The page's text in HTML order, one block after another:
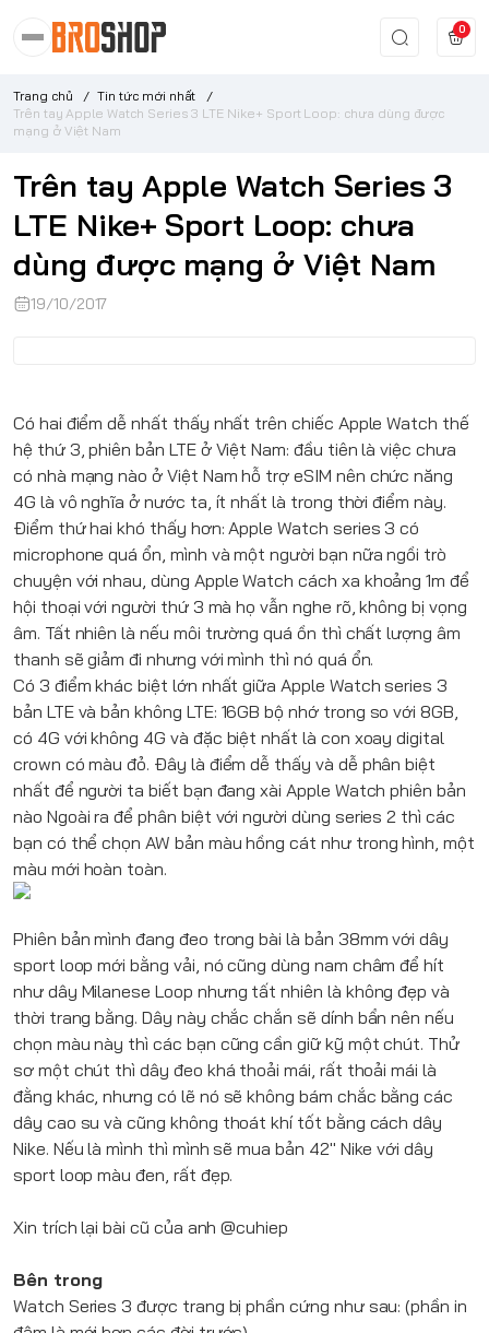
0
Trang chủ / Tin tức mới nhất
/
Trên tay Apple Watch Series 3 LTE Nike+ Sport Loop: chưa dùng được
mạng ở Việt Nam
Trên tay Apple Watch Series 3
LTE Nike+ Sport Loop: chưa
dùng được mạng ở Việt Nam
19/10/2017
Có hai điểm dễ nhất thấy nhất trên chiếc Apple Watch thế
hệ thứ 3, phiên bản LTE ở Việt Nam: đầu tiên là việc chưa
có nhà mạng nào ở Việt Nam hỗ trợ eSIM nên chức năng
4G là vô nghĩa ở nước ta, ít nhất là trong thời điểm này.
Điểm thứ hai khó thấy hơn: Apple Watch series 3 có
microphone quá ổn, mình và một người bạn nữa ngồi trò
chuyện với nhau, dùng Apple Watch cách xa khoảng 1m để
hội thoại với người thứ 3 mà họ vẫn nghe rõ, không bị vọng
âm. Tất nhiên là nếu môi trường quá ồn thì chất lượng âm
thanh sẽ giảm đi nhưng với mình thì nó quá ổn.
Có 3 điểm khác biệt lớn nhất giữa Apple Watch series 3
bản LTE và bản không LTE: 16GB bộ nhớ trong so với 8GB,
có 4G với không 4G và đặc biệt nhất là con xoay digital
crown có màu đỏ. Đây là điểm dễ thấy và dễ phân biệt
nhất để người ta biết bạn đang xài Apple Watch phiên bản
nào Ngoài ra để phân biệt với người dùng series 2 thì các
bạn có thể chọn AW bản màu hồng cát như trong hình, một
màu mới hoàn toàn.
Phiên bản mình đang đeo trong bài là bản 38mm với dây
sport loop mới bằng vải, nó cũng dùng nam châm để hít
như dây Milanese Loop nhưng tất nhiên là không đẹp và
thời trang bằng. Dây này chắc chắn sẽ dính bẩn nên nếu
chọn màu này thì các bạn cũng cần giữ kỹ một chút. Thử
sơ một chút thì dây đeo khá thoải mái, rất thoải mái là
đằng khác, nhưng có lẽ nó sẽ không bám chắc bằng các
dây cao su và cũng không thoát khí tốt bằng cách dây
Nike. Nếu là mình thì mình sẽ mua bản 42" Nike với dây
sport loop màu đen, rất đẹp.
Xin trích lại bài cũ của anh @cuhiep
Bên trong
Watch Series 3 được trang bị phần cứng như sau: (phần in